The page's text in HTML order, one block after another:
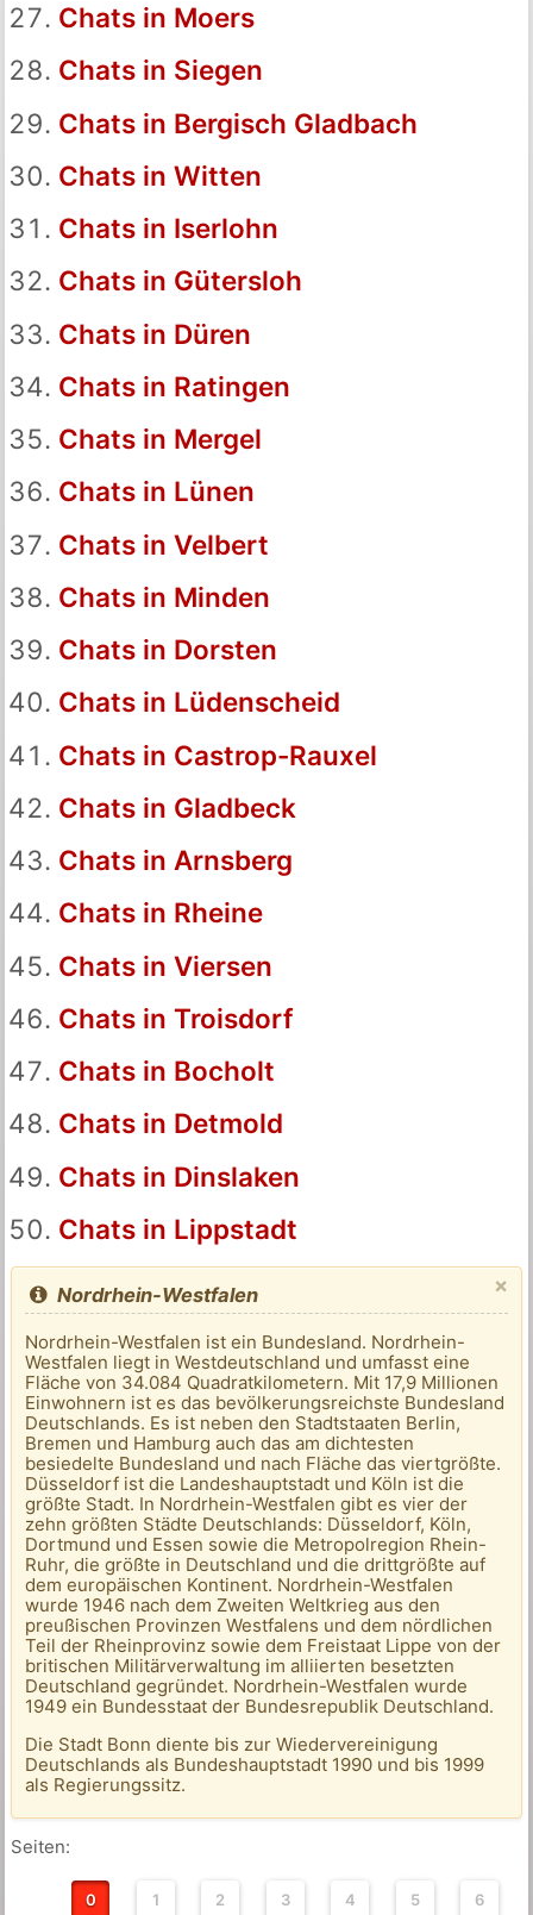
Chats in Moers
Chats in Siegen
Chats in Bergisch Gladbach
Chats in Witten
Chats in Iserlohn
Chats in Gütersloh
Chats in Düren
Chats in Ratingen
Chats in Mergel
Chats in Lünen
Chats in Velbert
Chats in Minden
Chats in Dorsten
Chats in Lüdenscheid
Chats in Castrop-Rauxel
Chats in Gladbeck
Chats in Arnsberg
Chats in Rheine
Chats in Viersen
Chats in Troisdorf
Chats in Bocholt
Chats in Detmold
Chats in Dinslaken
Chats in Lippstadt
×
Nordrhein-Westfalen
Nordrhein-Westfalen ist ein Bundesland. Nordrhein-
Westfalen liegt in Westdeutschland und umfasst eine
Fläche von 34.084 Quadratkilometern. Mit 17,9 Millionen
Einwohnern ist es das bevölkerungsreichste Bundesland
Deutschlands. Es ist neben den Stadtstaaten Berlin,
Bremen und Hamburg auch das am dichtesten
besiedelte Bundesland und nach Fläche das viertgrößte.
Düsseldorf ist die Landeshauptstadt und Köln ist die
größte Stadt. In Nordrhein-Westfalen gibt es vier der
zehn größten Städte Deutschlands: Düsseldorf, Köln,
Dortmund und Essen sowie die Metropolregion Rhein-
Ruhr, die größte in Deutschland und die drittgrößte auf
dem europäischen Kontinent. Nordrhein-Westfalen
wurde 1946 nach dem Zweiten Weltkrieg aus den
preußischen Provinzen Westfalens und dem nördlichen
Teil der Rheinprovinz sowie dem Freistaat Lippe von der
britischen Militärverwaltung im alliierten besetzten
Deutschland gegründet. Nordrhein-Westfalen wurde
1949 ein Bundesstaat der Bundesrepublik Deutschland.
Die Stadt Bonn diente bis zur Wiedervereinigung
Deutschlands als Bundeshauptstadt 1990 und bis 1999
als Regierungssitz.
Seiten:
0 1 2 3 4 5 6